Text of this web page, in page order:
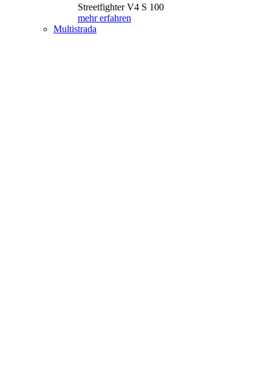
Streetfighter V4 S 100
mehr erfahren
Multistrada